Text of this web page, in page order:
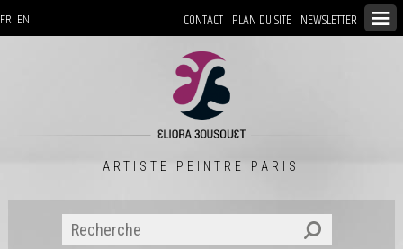
CONTACT PLAN DU SITE NEWSLETTER
FR EN
ARTISTE PEINTRE PARIS